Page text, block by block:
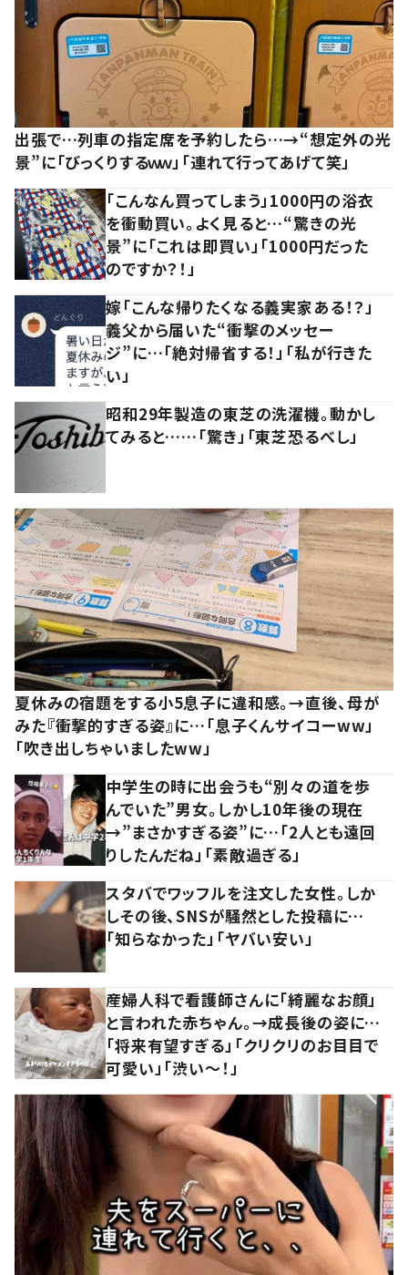
出張で…列車の指定席を予約したら…→“想定外の光
景”に「びっくりするｗｗ」「連れて行ってあげて笑」
「こんなん買ってしまう」1000円の浴衣
を衝動買い。よく見ると…“驚きの光
景”に「これは即買い」「1000円だった
のですか？！」
嫁「こんな帰りたくなる義実家ある！？」
義父から届いた“衝撃のメッセー
ジ”に…「絶対帰省する！」「私が行きた
い」
昭和29年製造の東芝の洗濯機。動かし
てみると……「驚き」「東芝恐るべし」
夏休みの宿題をする小5息子に違和感。→直後、母が
みた『衝撃的すぎる姿』に…「息子くんサイコーww」
「吹き出しちゃいましたww」
中学生の時に出会うも“別々の道を歩
んでいた”男女。しかし10年後の現在
→”まさかすぎる姿”に…「2人とも遠回
りしたんだね」「素敵過ぎる」
スタバでワッフルを注文した女性。しか
しその後、SNSが騒然とした投稿に…
「知らなかった」「ヤバい安い」
産婦人科で看護師さんに「綺麗なお顔」
と言われた赤ちゃん。→成長後の姿に…
「将来有望すぎる」「クリクリのお目目で
可愛い」「渋い～！」